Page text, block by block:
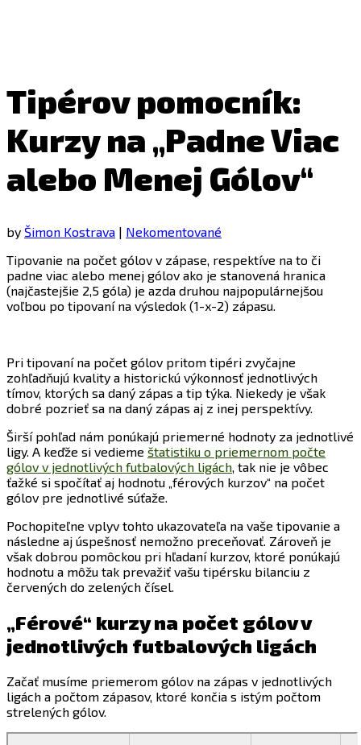
Tipérov pomocník:
Kurzy na „Padne Viac
alebo Menej Gólov“
by Šimon Kostrava | Nekomentované
Tipovanie na počet gólov v zápase, respektíve na to či
padne viac alebo menej gólov ako je stanovená hranica
(najčastejšie 2,5 góla) je azda druhou najpopulárnejšou
voľbou po tipovaní na výsledok (1-x-2) zápasu.
Pri tipovaní na počet gólov pritom tipéri zvyčajne
zohľadňujú kvality a historickú výkonnosť jednotlivých
tímov, ktorých sa daný zápas a tip týka. Niekedy je však
dobré pozrieť sa na daný zápas aj z inej perspektívy.
Širší pohľad nám ponúkajú priemerné hodnoty za jednotlivé
ligy. A keďže si vedieme štatistiku o priemernom počte
gólov v jednotlivých futbalových ligách, tak nie je vôbec
ťažké si spočítať aj hodnotu „férových kurzov“ na počet
gólov pre jednotlivé súťaže.
Pochopiteľne vplyv tohto ukazovateľa na vaše tipovanie a
následne aj úspešnosť nemožno preceňovať. Zároveň je
však dobrou pomôckou pri hľadaní kurzov, ktoré ponúkajú
hodnotu a môžu tak prevažiť vašu tipérsku bilanciu z
červených do zelených čísel.
„Férové“ kurzy na počet gólov v
jednotlivých futbalových ligách
Začať musíme priemerom gólov na zápas v jednotlivých
ligách a počtom zápasov, ktoré končia s istým počtom
strelených gólov.